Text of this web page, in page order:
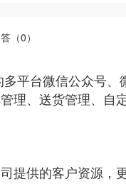
（0）
平台微信公众号
理、送货管理、
提供的客户资源